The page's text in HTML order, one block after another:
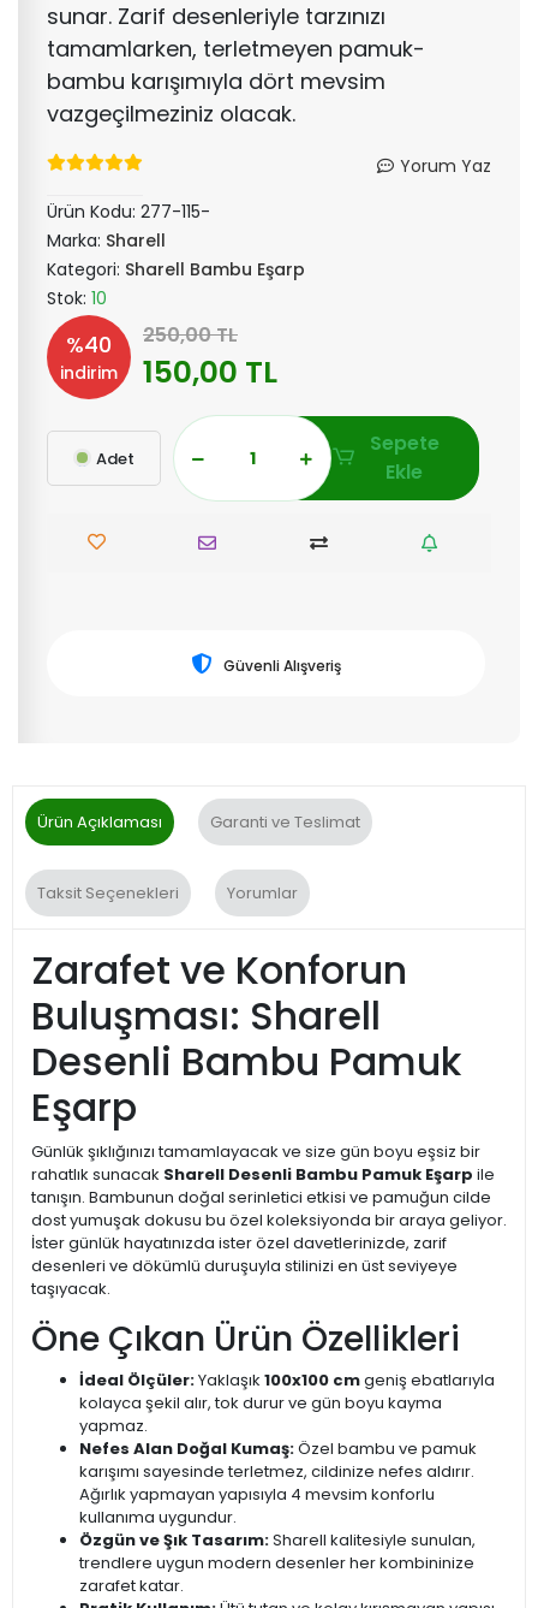
sunar. Zarif desenleriyle tarzınızı
tamamlarken, terletmeyen pamuk-
bambu karışımıyla dört mevsim
vazgeçilmeziniz olacak.
Yorum Yaz
Ürün Kodu: 277-115-
Marka: Sharell
Kategori: Sharell Bambu Eşarp
Stok: 10
%40
indirim
250,00 TL
150,00 TL
Adet
Sepete
Ekle
Güvenli Alışveriş
Ürün Açıklaması Garanti ve Teslimat
Taksit Seçenekleri Yorumlar
Zarafet ve Konforun
Buluşması: Sharell
Desenli Bambu Pamuk
Eşarp
Günlük şıklığınızı tamamlayacak ve size gün boyu eşsiz bir
rahatlık sunacak Sharell Desenli Bambu Pamuk Eşarp ile
tanışın. Bambunun doğal serinletici etkisi ve pamuğun cilde
dost yumuşak dokusu bu özel koleksiyonda bir araya geliyor.
İster günlük hayatınızda ister özel davetlerinizde, zarif
desenleri ve dökümlü duruşuyla stilinizi en üst seviyeye
taşıyacak.
Öne Çıkan Ürün Özellikleri
İdeal Ölçüler:Yaklaşık 100x100 cmgeniş ebatlarıyla
kolayca şekil alır, tok durur ve gün boyu kayma
yapmaz.
Nefes Alan Doğal Kumaş:Özel bambu ve pamuk
karışımı sayesinde terletmez, cildinize nefes aldırır.
Ağırlık yapmayan yapısıyla 4 mevsim konforlu
kullanıma uygundur.
Özgün ve Şık Tasarım:Sharell kalitesiyle sunulan,
trendlere uygun modern desenler her kombininize
zarafet katar.